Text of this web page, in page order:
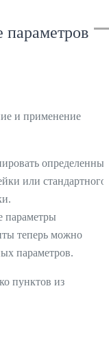
и применение
определенные
или стандартного
параметры
теперь можно
параметров.
пунктов из